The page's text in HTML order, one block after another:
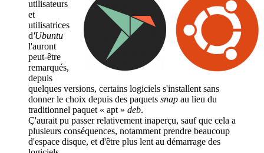
utilisateurs
et
utilisatrices
d'Ubuntu
l'auront
peut-être
remarqués,
depuis
quelques versions, certains logiciels s'installent sans
donner le choix depuis des paquets snap au lieu du
traditionnel paquet « apt » deb.
Ç'aurait pu passer relativement inaperçu, sauf que cela a
plusieurs conséquences, notamment prendre beaucoup
d'espace disque, et d'être plus lent au démarrage des